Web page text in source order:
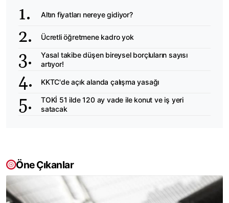
Altın fiyatları nereye gidiyor?
Ücretli öğretmene kadro yok
Yasal takibe düşen bireysel borçluların sayısı
artıyor!
KKTC'de açık alanda çalışma yasağı
TOKİ 51 ilde 120 ay vade ile konut ve iş yeri
satacak
Öne Çıkanlar